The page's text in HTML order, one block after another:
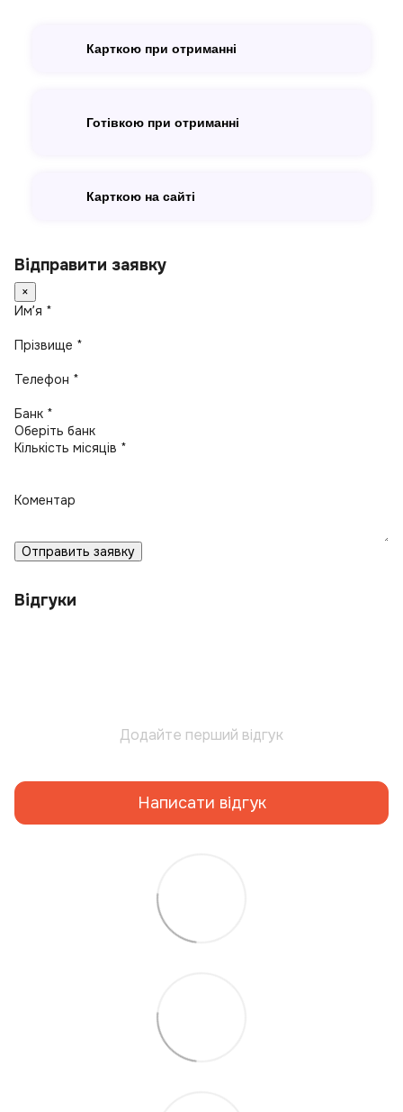
Карткою при отриманні
Готівкою при отриманні
Карткою на сайті
Відправити заявку
×
Имʼя *
Прізвище *
Телефон *
Банк *
Кількість місяців *
Коментар
Отправить заявку
Відгуки
Додайте перший відгук
Написати відгук